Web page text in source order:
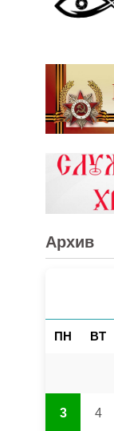
Архив
ПН ВТ
3 4